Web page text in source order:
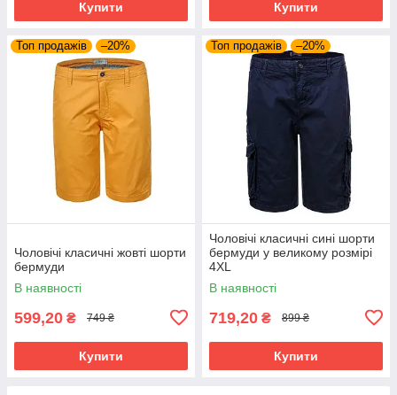
Купити Купити
Топ продажів –20%
Чоловічі класичні жовті шорти
бермуди
В наявності
599,20 ₴ 749 ₴
Купити
Топ продажів –20%
Чоловічі класичні сині шорти
бермуди у великому розмірі
4XL
В наявності
719,20 ₴ 899 ₴
Купити